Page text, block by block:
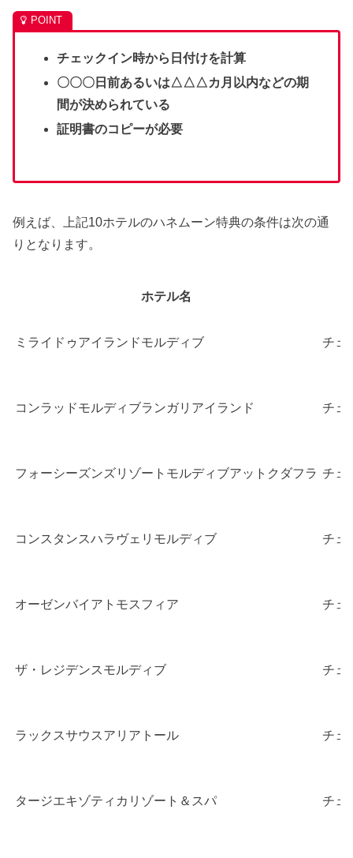
チェックイン時から日付けを計算
〇〇〇日前あるいは△△△カ月以内などの期
間が決められている
証明書のコピーが必要
例えば、上記10ホテルのハネムーン特典の条件は次の通
りとなります。
ホテル名
ミライドゥアイランドモルディブ チェ
コンラッドモルディブランガリアイランド チェ
フォーシーズンズリゾートモルディブアットクダフラ チェ
コンスタンスハラヴェリモルディブ チェ
オーゼンバイアトモスフィア チェ
ザ・レジデンスモルディブ チェ
ラックスサウスアリアトール チェ
タージエキゾティカリゾート＆スパ チェ